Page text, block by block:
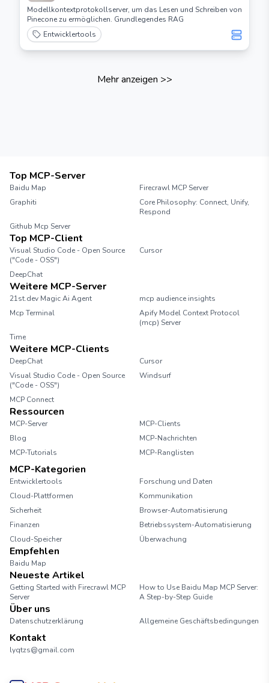
Modellkontextprotokollserver, um das Lesen und Schreiben von
Pinecone zu ermöglichen. Grundlegendes RAG
Entwicklertools
Mehr anzeigen >>
Top MCP-Server
Baidu Map
Firecrawl MCP Server
Graphiti
Core Philosophy: Connect, Unify,
Respond
Github Mcp Server
Top MCP-Client
Visual Studio Code - Open Source
("Code - OSS")
Cursor
DeepChat
Weitere MCP-Server
21st.dev Magic Ai Agent
mcp audience insights
Mcp Terminal
Apify Model Context Protocol
(mcp) Server
Time
Weitere MCP-Clients
DeepChat
Cursor
Visual Studio Code - Open Source
("Code - OSS")
Windsurf
MCP Connect
Ressourcen
MCP-Server
MCP-Clients
Blog
MCP-Nachrichten
MCP-Tutorials
MCP-Ranglisten
MCP-Kategorien
Entwicklertools
Forschung und Daten
Cloud-Plattformen
Kommunikation
Sicherheit
Browser-Automatisierung
Finanzen
Betriebssystem-Automatisierung
Cloud-Speicher
Überwachung
Empfehlen
Baidu Map
Neueste Artikel
Getting Started with Firecrawl MCP
Server
How to Use Baidu Map MCP Server:
A Step-by-Step Guide
Über uns
Datenschutzerklärung Allgemeine Geschäftsbedingungen
Kontakt
lyqtzs@gmail.com